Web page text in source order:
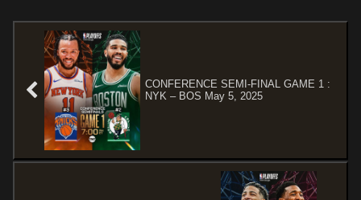
ですが、先の展望が窺える試合
CONFERENCE SEMI-FINAL GAME 1 :
NYK – BOS May 5, 2025